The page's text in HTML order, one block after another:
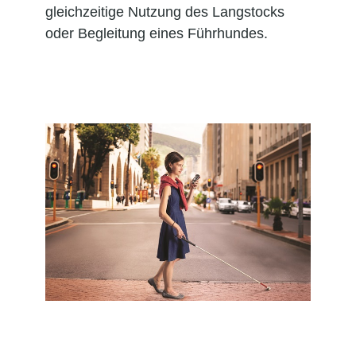
gleichzeitige Nutzung des Langstocks
oder Begleitung eines Führhundes.